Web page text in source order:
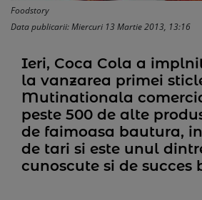
Foodstory
Data publicarii: Miercuri 13 Martie 2013, 13:16
Ieri, Coca Cola a
la vanzarea primei
Mutinationala
peste 500 de alte
de faimoasa bautura,
de tari si este unul
cunoscute si de succes